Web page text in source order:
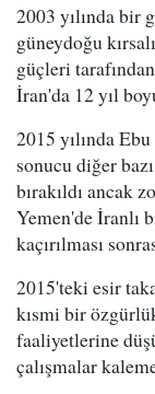
2003 yılında bir
güneydoğu
güçleri
İran'da 12 yıl
2015 yılında
sonucu diğer
bırakıldı ancak
Yemen'de İranlı
kaçırılması
2015'teki esir
kısmi bir
faaliyetlerine
çalışmalar